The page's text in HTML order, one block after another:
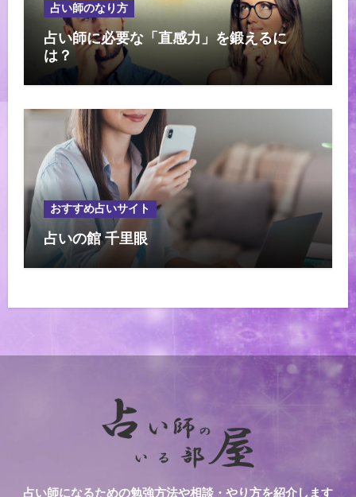
占い師のなり方
占い師に必要な「直感力」を鍛えるに
は？
おすすめ占いサイト
占いの館 千里眼
占い師になるための勉強方法や相談・やり方を紹介します